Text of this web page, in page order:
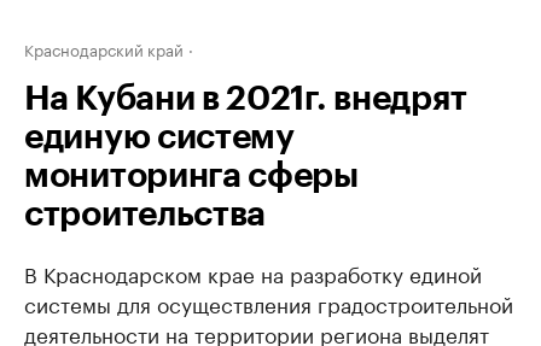
Краснодарский край
На Кубани в 2021г. внедрят
единую систему
мониторинга сферы
строительства
В Краснодарском крае на разработку единой
системы для осуществления градостроительной
деятельности на территории региона выделят